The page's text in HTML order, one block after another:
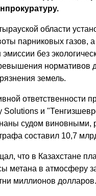
области
парниковых газов, а
без
нормативов
земель.
ответственности
Solutions и
судом виновными,
составил 10,7
что в Казахстане
метана в атмосферу
миллионов долларов.